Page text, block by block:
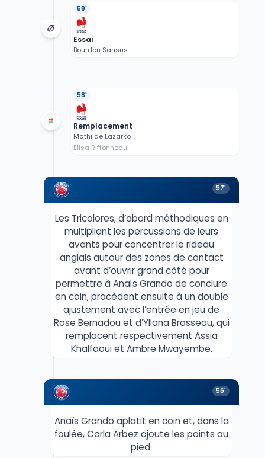
58'
Essai
Bourdon Sansus
58'
Remplacement
Mathilde Lazarko
Elisa Riffonneau
57'
Les Tricolores, d’abord méthodiques en
multipliant les percussions de leurs
avants pour concentrer le rideau
anglais autour des zones de contact
avant d’ouvrir grand côté pour
permettre à Anaïs Grando de conclure
en coin, procèdent ensuite à un double
ajustement avec l’entrée en jeu de
Rose Bernadou et d’Yllana Brosseau, qui
remplacent respectivement Assia
Khalfaoui et Ambre Mwayembe.
56'
Anaïs Grando aplatit en coin et, dans la
foulée, Carla Arbez ajoute les points au
pied.